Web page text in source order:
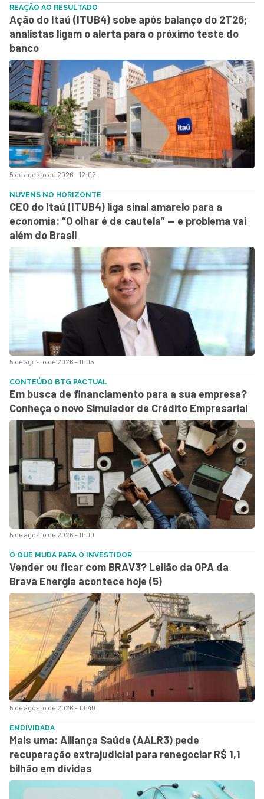
5 de agosto de 2026 - 12:02
REAÇÃO AO RESULTADO
Ação do Itaú (ITUB4) sobe após balanço do 2T26;
analistas ligam o alerta para o próximo teste do
banco
5 de agosto de 2026 - 11:05
NUVENS NO HORIZONTE
CEO do Itaú (ITUB4) liga sinal amarelo para a
economia: “O olhar é de cautela” — e problema vai
além do Brasil
5 de agosto de 2026 - 11:00
CONTEÚDO BTG PACTUAL
Em busca de financiamento para a sua empresa?
Conheça o novo Simulador de Crédito Empresarial
5 de agosto de 2026 - 10:40
O QUE MUDA PARA O INVESTIDOR
Vender ou ficar com BRAV3? Leilão da OPA da
Brava Energia acontece hoje (5)
ENDIVIDADA
Mais uma: Alliança Saúde (AALR3) pede
recuperação extrajudicial para renegociar R$ 1,1
bilhão em dívidas